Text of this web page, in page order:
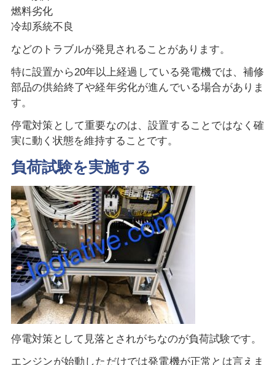
燃料劣化
冷却系統不良
などのトラブルが発見されることがあります。
特に設置から20年以上経過している発電機では、補修
部品の供給終了や経年劣化が進んでいる場合がありま
す。
停電対策として重要なのは、設置することではなく確
実に動く状態を維持することです。
負荷試験を実施する
停電対策として見落とされがちなのが負荷試験です。
エンジンが始動しただけでは発電機が正常とは言えま